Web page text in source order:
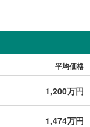
平均価格
1,200万円
1,474万円